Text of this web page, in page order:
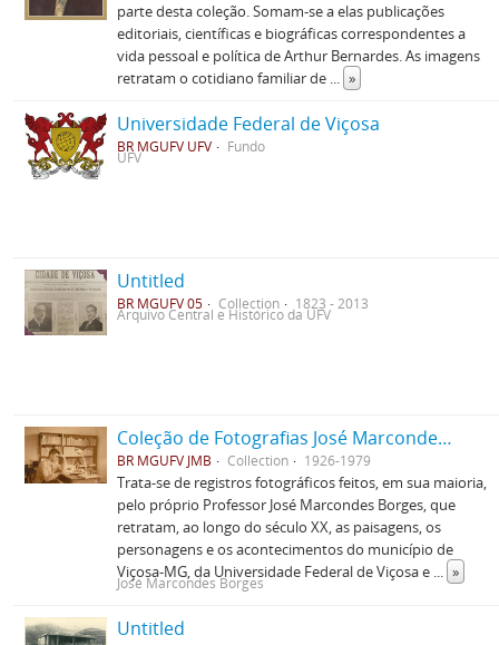
parte desta coleção. Somam-se a elas publicações
editoriais, científicas e biográficas correspondentes a
vida pessoal e política de Arthur Bernardes. As imagens
retratam o cotidiano familiar de ... »
Universidade Federal de Viçosa
BR MGUFV UFV Fundo
UFV
Untitled
BR MGUFV 05 Collection 1823 - 2013
Arquivo Central e Histórico da UFV
Coleção de Fotografias José Marcondes Borges
BR MGUFV JMB Collection 1926-1979
Trata-se de registros fotográficos feitos, em sua maioria,
pelo próprio Professor José Marcondes Borges, que
retratam, ao longo do século XX, as paisagens, os
personagens e os acontecimentos do município de
Viçosa-MG, da Universidade Federal de Viçosa e ... »
José Marcondes Borges
Untitled